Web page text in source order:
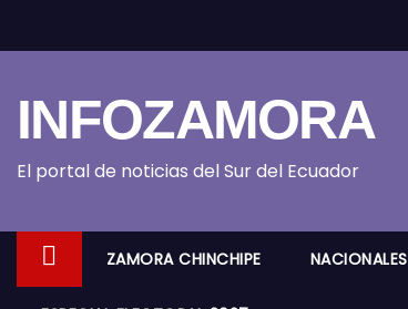
k
o
INFOZAMORA
El portal de noticias del Sur del Ecuador
ZAMORA CHINCHIPE NACIONALES